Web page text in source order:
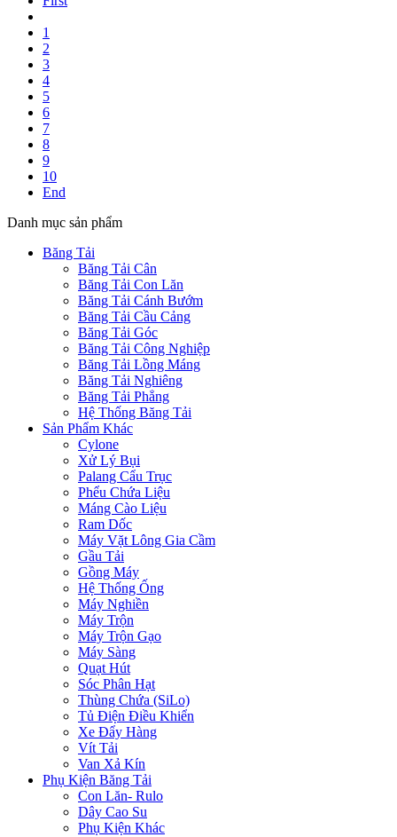
1
2
3
4
5
6
7
8
9
10
End
Danh mục sản phẩm
Băng Tải
Băng Tải Cân
Băng Tải Con Lăn
Băng Tải Cánh Bướm
Băng Tải Cầu Cảng
Băng Tải Góc
Băng Tải Công Nghiệp
Băng Tải Lồng Máng
Băng Tải Nghiêng
Băng Tải Phẳng
Hệ Thống Băng Tải
Sản Phẩm Khác
Cylone
Xử Lý Bụi
Palang Cẩu Trục
Phểu Chứa Liệu
Máng Cào Liệu
Ram Dốc
Máy Vặt Lông Gia Cầm
Gầu Tải
Gồng Máy
Hệ Thống Ống
Máy Nghiền
Máy Trộn
Máy Trộn Gạo
Máy Sàng
Quạt Hút
Sóc Phân Hạt
Thùng Chứa (SiLo)
Tủ Điện Điều Khiển
Xe Đẩy Hàng
Vít Tải
Van Xả Kín
Phụ Kiện Băng Tải
Con Lăn- Rulo
Dây Cao Su
Phụ Kiện Khác